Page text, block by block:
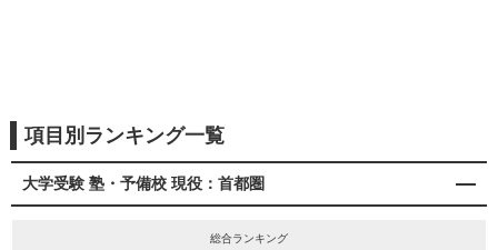
項目別ランキング一覧
大学受験 塾・予備校 現役：首都圏
総合ランキング